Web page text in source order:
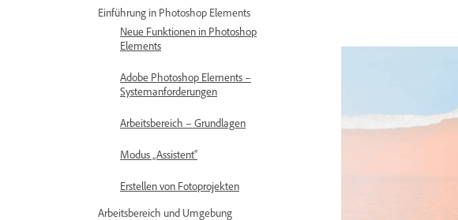
Einführung in Photoshop Elements
Neue Funktionen in Photoshop
Elements
Adobe Photoshop Elements –
Systemanforderungen
Arbeitsbereich – Grundlagen
Modus „Assistent“
Erstellen von Fotoprojekten
Arbeitsbereich und Umgebung